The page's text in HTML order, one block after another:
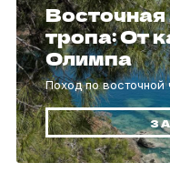
тропа: От
Олимпа
Поход по восточной